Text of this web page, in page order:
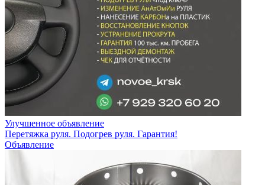
Улучшенное объявление
Перетяжка руля. Подогрев руля. Гарантия!
Объявление